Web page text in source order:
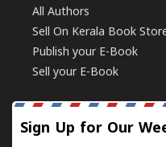
All Authors
Sell On Kerala Book
Publish your E-Book
Sell your E-Book
Sign Up for Our